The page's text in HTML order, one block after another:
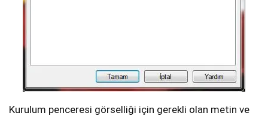
Kurulum penceresi görselliği için gerekli olan metin ve